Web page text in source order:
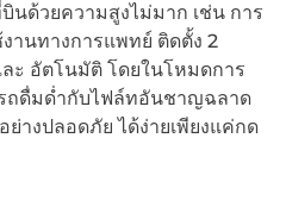
นด้วยความสูงไม่มาก เช่น การ
านทางการแพทย์ ติดตั้ง 2
ะ อัตโนมัติ โดยในโหมดการ
ถดื่มด่ำกับไฟล์ทอันชาญฉลาด
างปลอดภัย ได้ง่ายเพียงแค่กด